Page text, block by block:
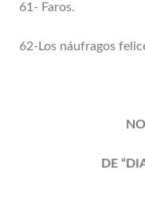
61- Faros.
62-Los náufragos
DE